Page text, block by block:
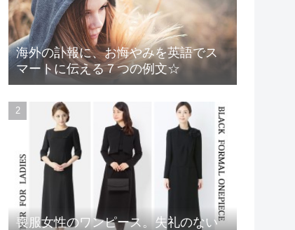
海外の訃報に、お悔やみを英語でス
マートに伝える７つの例文☆
喪服女性のワンピース。失礼のない